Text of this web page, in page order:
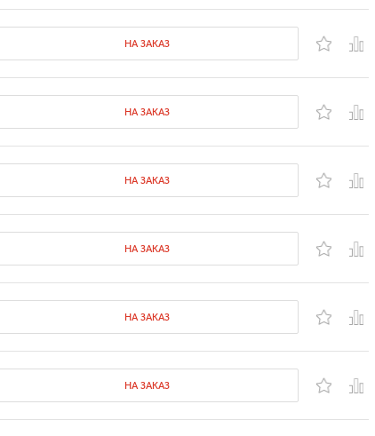
НА ЗАКАЗ
НА ЗАКАЗ
НА ЗАКАЗ
НА ЗАКАЗ
НА ЗАКАЗ
НА ЗАКАЗ